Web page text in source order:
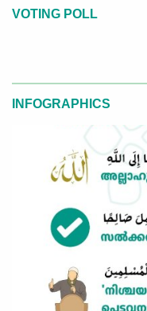
VOTING POLL
INFOGRAPHICS